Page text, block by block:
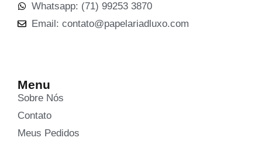
Whatsapp: (71) 99253 3870
Email: contato@papelariadluxo.com
Menu
Sobre Nós
Contato
Meus Pedidos